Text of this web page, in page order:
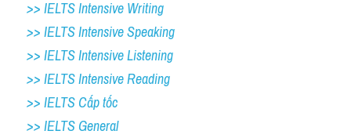
>> IELTS Intensive Writing
>> IELTS Intensive Speaking
>> IELTS Intensive Listening
>> IELTS Intensive Reading
>> IELTS Cấp tốc
>> IELTS General